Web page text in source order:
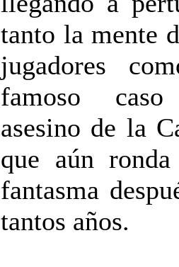
tanto la mente
jugadores
famoso
asesino de la
que aún
fantasma
tantos años.